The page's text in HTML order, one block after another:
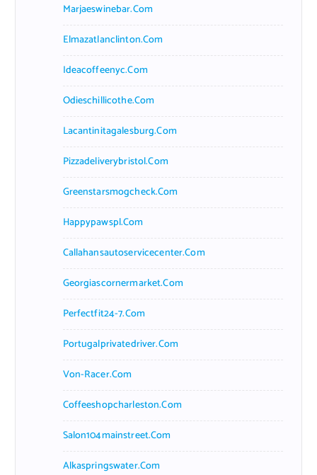
Marjaeswinebar.com
Elmazatlanclinton.com
Ideacoffeenyc.com
Odieschillicothe.com
Lacantinitagalesburg.com
Pizzadeliverybristol.com
Greenstarsmogcheck.com
Happypawspl.com
Callahansautoservicecenter.com
Georgiascornermarket.com
Perfectfit24-7.com
Portugalprivatedriver.com
Von-Racer.com
Coffeeshopcharleston.com
Salon104mainstreet.com
Alkaspringswater.com